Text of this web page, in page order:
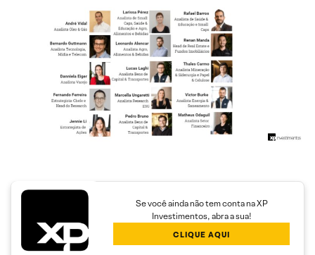
Se você ainda não tem conta na XP
Investimentos, abra a sua!
CLIQUE AQUI